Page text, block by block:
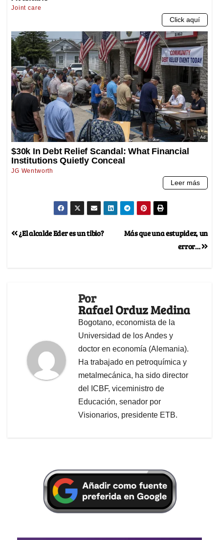
Más que una estupidez, un
error…
¿El alcalde Eder es un tibio?
Por
Rafael Orduz Medina
Bogotano, economista de la
Universidad de los Andes y
doctor en economía (Alemania).
Ha trabajado en petroquímica y
metalmecánica, ha sido director
del ICBF, viceministro de
Educación, senador por
Visionarios, presidente ETB.